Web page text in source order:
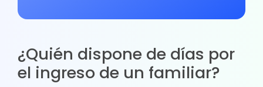
¿Quién dispone de días por
el ingreso de un familiar?